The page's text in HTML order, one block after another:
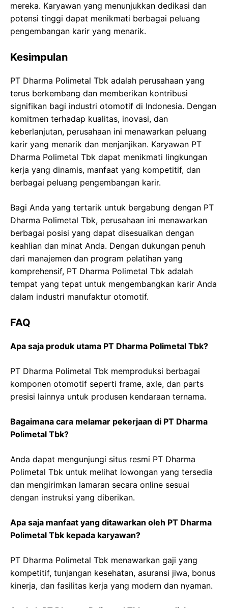
mereka. Karyawan yang menunjukkan dedikasi dan
potensi tinggi dapat menikmati berbagai peluang
pengembangan karir yang menarik.
Kesimpulan
PT Dharma Polimetal Tbk adalah perusahaan yang
terus berkembang dan memberikan kontribusi
signifikan bagi industri otomotif di Indonesia. Dengan
komitmen terhadap kualitas, inovasi, dan
keberlanjutan, perusahaan ini menawarkan peluang
karir yang menarik dan menjanjikan. Karyawan PT
Dharma Polimetal Tbk dapat menikmati lingkungan
kerja yang dinamis, manfaat yang kompetitif, dan
berbagai peluang pengembangan karir.
Bagi Anda yang tertarik untuk bergabung dengan PT
Dharma Polimetal Tbk, perusahaan ini menawarkan
berbagai posisi yang dapat disesuaikan dengan
keahlian dan minat Anda. Dengan dukungan penuh
dari manajemen dan program pelatihan yang
komprehensif, PT Dharma Polimetal Tbk adalah
tempat yang tepat untuk mengembangkan karir Anda
dalam industri manufaktur otomotif.
FAQ
Apa saja produk utama PT Dharma Polimetal Tbk?
PT Dharma Polimetal Tbk memproduksi berbagai
komponen otomotif seperti frame, axle, dan parts
presisi lainnya untuk produsen kendaraan ternama.
Bagaimana cara melamar pekerjaan di PT Dharma
Polimetal Tbk?
Anda dapat mengunjungi situs resmi PT Dharma
Polimetal Tbk untuk melihat lowongan yang tersedia
dan mengirimkan lamaran secara online sesuai
dengan instruksi yang diberikan.
Apa saja manfaat yang ditawarkan oleh PT Dharma
Polimetal Tbk kepada karyawan?
PT Dharma Polimetal Tbk menawarkan gaji yang
kompetitif, tunjangan kesehatan, asuransi jiwa, bonus
kinerja, dan fasilitas kerja yang modern dan nyaman.